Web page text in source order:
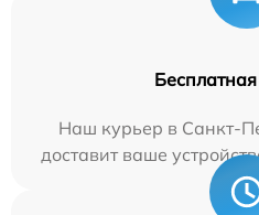
Наш курьер в Санкт-
доставит ваше